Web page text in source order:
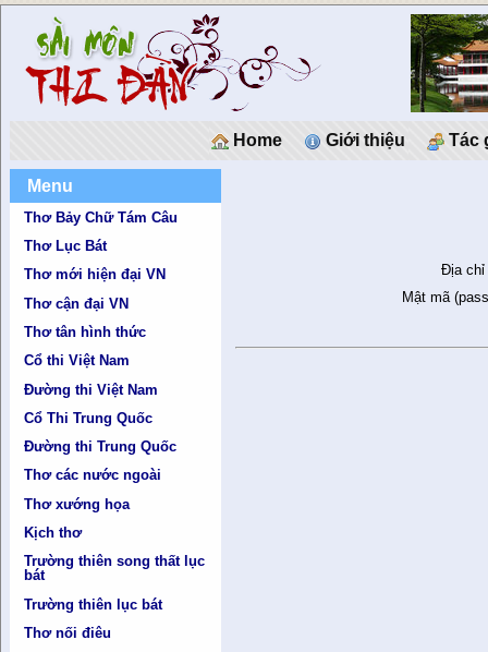
Home Giới thiệu Tác
Menu
Thơ Bảy Chữ Tám Câu
Thơ Lục Bát
Thơ mới hiện đại VN
Thơ cận đại VN
Thơ tân hình thức
Cổ thi Việt Nam
Đường thi Việt Nam
Cổ Thi Trung Quốc
Đường thi Trung Quốc
Thơ các nước ngoài
Thơ xướng họa
Kịch thơ
Trường thiên song thất lục
bát
Trường thiên lục bát
Thơ nối điêu
Địa chỉ
Mật mã